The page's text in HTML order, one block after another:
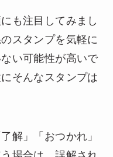
も注目してみまし
スタンプを気軽に
い可能性が高いで
そんなスタンプは
解」「おつかれ」